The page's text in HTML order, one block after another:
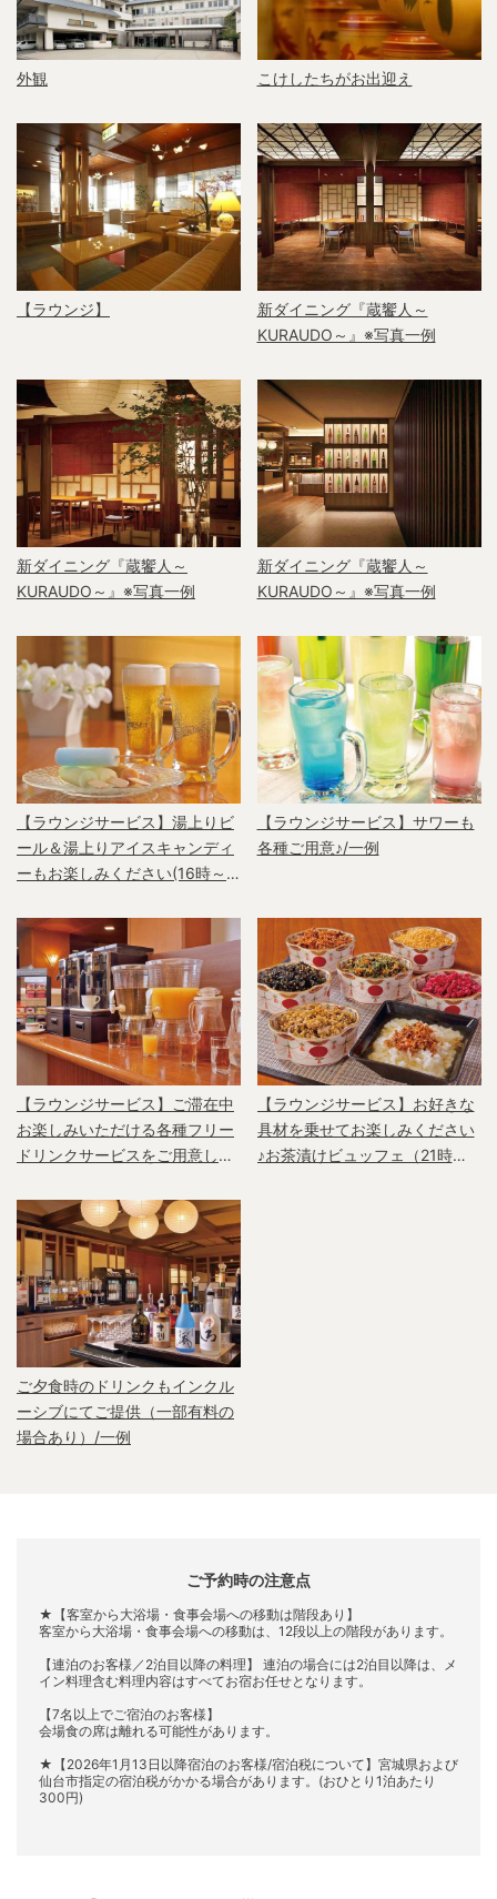
外観 こけしたちがお出迎え
【ラウンジ】
新ダイニング『蔵饗人～
KURAUDO～』※写真一例
新ダイニング『蔵饗人～
KURAUDO～』※写真一例
新ダイニング『蔵饗人～
KURAUDO～』※写真一例
【ラウンジサービス】湯上りビ
ール＆湯上りアイスキャンディ
ーもお楽しみください(16時～
【ラウンジサービス】サワーも
各種ご用意♪/一例
【ラウンジサービス】ご滞在中
お楽しみいただける各種フリー
ドリンクサービスをご用意して
【ラウンジサービス】お好きな
具材を乗せてお楽しみください
♪お茶漬けビュッフェ（21時～
ご夕食時のドリンクもインクル
ーシブにてご提供（一部有料の
場合あり）/一例
ご予約時の注意点
★【客室から大浴場・食事会場への移動は階段あり】
客室から大浴場・食事会場への移動は、12段以上の階段があります。
【連泊のお客様／2泊目以降の料理】 連泊の場合には2泊目以降は、メ
イン料理含む料理内容はすべてお宿お任せとなります。
【7名以上でご宿泊のお客様】
会場食の席は離れる可能性があります。
★【2026年1月13日以降宿泊のお客様/宿泊税について】宮城県および
仙台市指定の宿泊税がかかる場合があります。(おひとり1泊あたり
300円)